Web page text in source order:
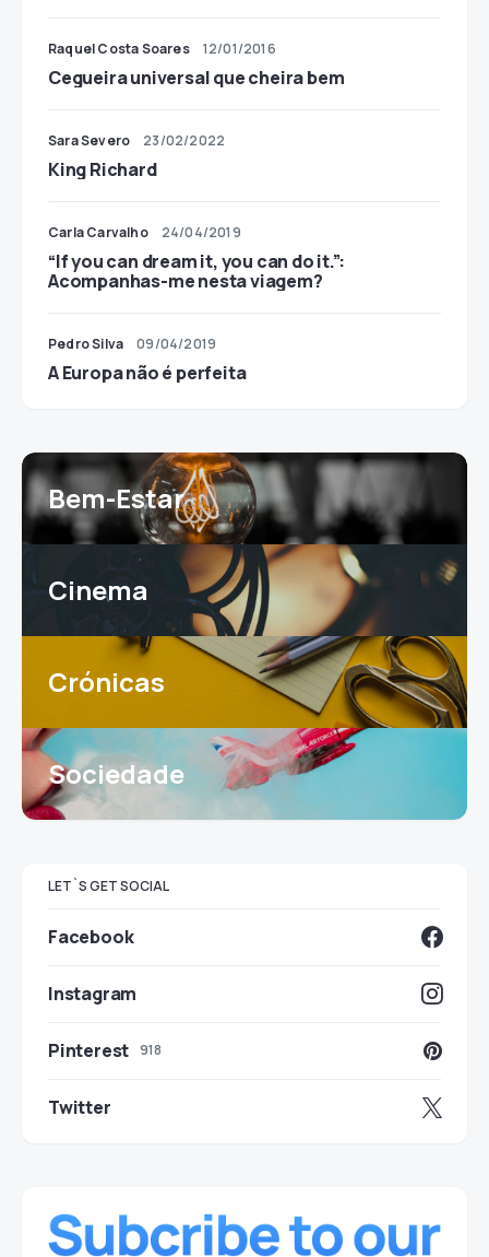
Raquel Costa Soares 12/01/2016
Cegueira universal que cheira bem
Sara Severo 23/02/2022
King Richard
Carla Carvalho 24/04/2019
“If you can dream it, you can do it.”:
Acompanhas-me nesta viagem?
Pedro Silva 09/04/2019
A Europa não é perfeita
Bem-Estar
Cinema
Crónicas
Sociedade
LET`S GET SOCIAL
Facebook
Instagram
Pinterest 918
Twitter